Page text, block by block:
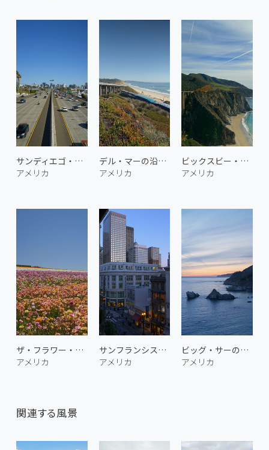
サンディエゴ・フリーウェイ
アメリカ
デル・マーの沿岸鉄道 3
アメリカ
ビックスビー・クリーク橋 2
アメリカ
ザ・フラワー・フィールズ 2
アメリカ
サンフランシスコ市街地
アメリカ
ビッグ・サーの海岸
アメリカ
関連する風景